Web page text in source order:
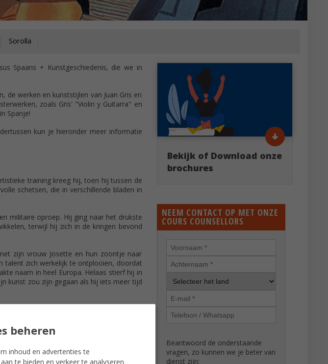
Sorolla
Spaans + Kunstgeschiedenis, die we in
de werken en kunststijlen van Juan Gris en
zoals Gris' "Violin y Guitarra" en
Spanje!
kun je hieronder meer informatie
training kreeg hij, toen hij tussen de
schetsen, die in verschillende bladen in
militaire oproep. Hij ging naar het drukste
terwijl hij zich in de kringen bevond
zijn vrouw Josette en hun zoontje naar
talent zich werkelijk te ontplooien, doordat
naam in heel Europa. Helaas stierf hij in
kunst zou zijn gegaan als hij iets meer tijd
Bekijk of Download onze
brochures
NEEM CONTACT OP MET ONZE
COURS COUNSELLORS
Beantwoord de onderstaande
vragen, zo kunnen we je beter van
dienst zijn:
beheren
inhoud en advertenties te
te bieden en verkeer te analyseren.